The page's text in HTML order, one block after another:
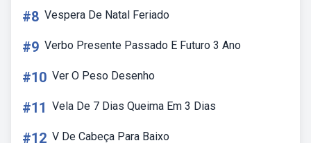
#8 Vespera De Natal Feriado
#9 Verbo Presente Passado E Futuro 3 Ano
#10 Ver O Peso Desenho
#11 Vela De 7 Dias Queima Em 3 Dias
#12 V De Cabeça Para Baixo